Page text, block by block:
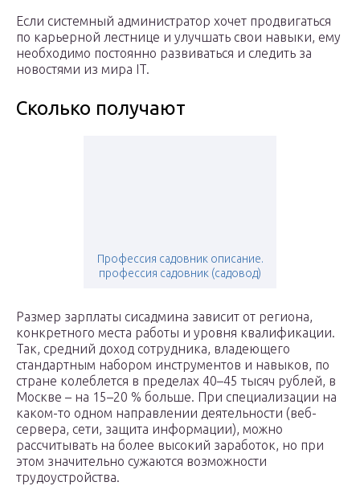
Если системный администратор хочет продвигаться
по карьерной лестнице и улучшать свои навыки, ему
необходимо постоянно развиваться и следить за
новостями из мира IT.
Сколько получают
Профессия садовник описание.
профессия садовник (садовод)
Размер зарплаты сисадмина зависит от региона,
конкретного места работы и уровня квалификации.
Так, средний доход сотрудника, владеющего
стандартным набором инструментов и навыков, по
стране колеблется в пределах 40–45 тысяч рублей, в
Москве – на 15–20 % больше. При специализации на
каком-то одном направлении деятельности (веб-
сервера, сети, защита информации), можно
рассчитывать на более высокий заработок, но при
этом значительно сужаются возможности
трудоустройства.